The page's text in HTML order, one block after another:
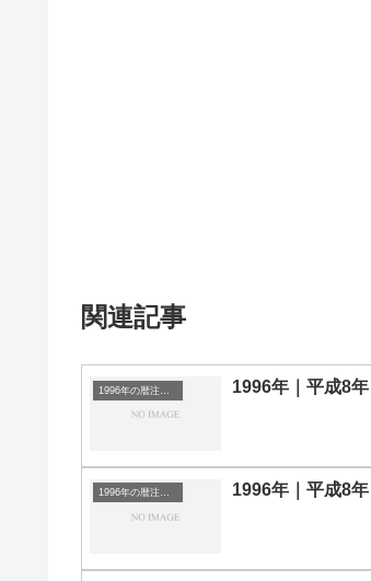
関連記事
1996年｜平成8
1996年の暦注｜選日 1996年｜平成8